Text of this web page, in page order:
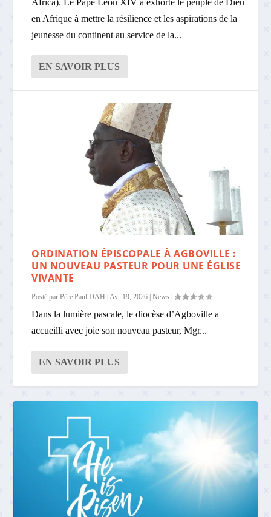
Africa). Le Pape Léon XIV a exhorté le peuple de Dieu
en Afrique à mettre la résilience et les aspirations de la
jeunesse du continent au service de la...
EN SAVOIR PLUS
ORDINATION ÉPISCOPALE À AGBOVILLE :
UN NOUVEAU PASTEUR POUR UNE ÉGLISE
VIVANTE
Posté parPère Paul DAH | Avr 19, 2026 |News |
Dans la lumière pascale, le diocèse d’Agboville a
accueilli avec joie son nouveau pasteur, Mgr...
EN SAVOIR PLUS